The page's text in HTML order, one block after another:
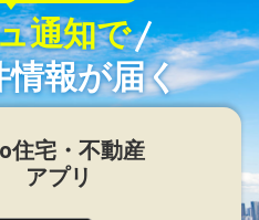
通知で
情報が届く
住宅・不動産
アプリ